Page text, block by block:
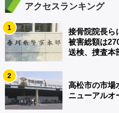
アクセスランキング
1
接骨院院長
被害総額は
送検、捜査本
2
高松市の市
ニューアルオ